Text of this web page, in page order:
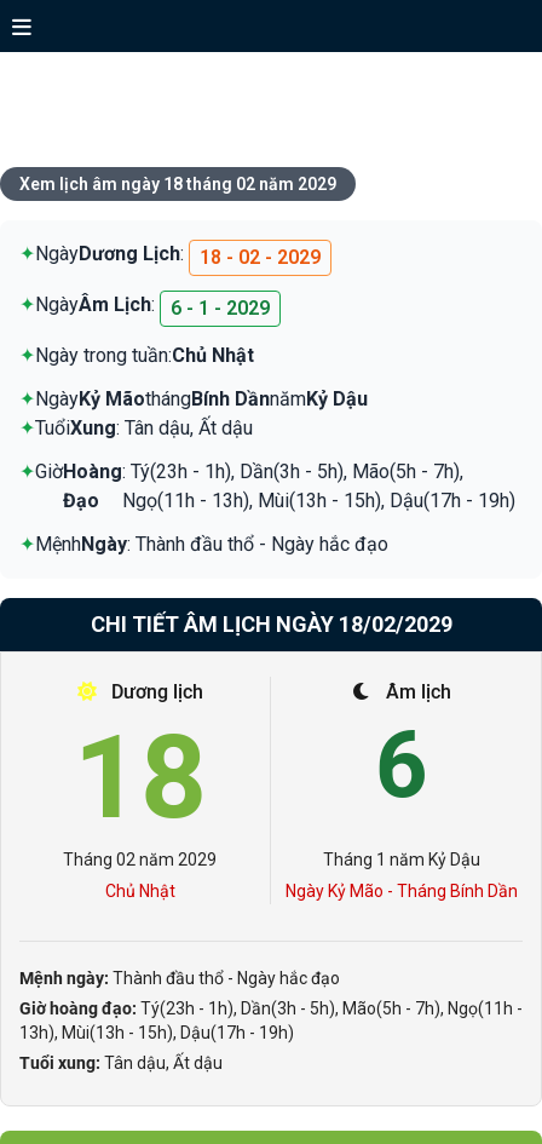
Xem lịch âm ngày 18 tháng 02 năm 2029
✦NgàyDương Lịch: 18 - 02 - 2029
✦NgàyÂm Lịch: 6 - 1 - 2029
✦Ngày trong tuần:Chủ Nhật
✦NgàyKỷ MãothángBính DầnnămKỷ Dậu
✦TuổiXung: Tân dậu, Ất dậu
✦GiờHoàng
Đạo
: Tý(23h - 1h), Dần(3h - 5h), Mão(5h - 7h),
Ngọ(11h - 13h), Mùi(13h - 15h), Dậu(17h - 19h)
✦MệnhNgày: Thành đầu thổ - Ngày hắc đạo
CHI TIẾT ÂM LỊCH NGÀY 18/02/2029
Dương lịch
18
Tháng 02 năm 2029
Chủ Nhật
Âm lịch
6
Tháng 1 năm Kỷ Dậu
Ngày Kỷ Mão - Tháng Bính Dần
Mệnh ngày: Thành đầu thổ - Ngày hắc đạo
Giờ hoàng đạo: Tý(23h - 1h), Dần(3h - 5h), Mão(5h - 7h), Ngọ(11h -
13h), Mùi(13h - 15h), Dậu(17h - 19h)
Tuổi xung: Tân dậu, Ất dậu